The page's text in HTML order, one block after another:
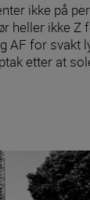
ikke på
heller ikke Z
AF for svakt
etter at